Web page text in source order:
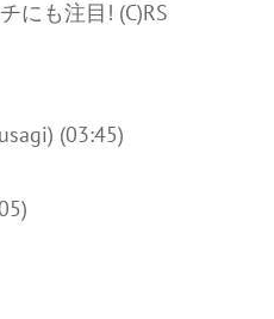
にも注目! (C)RS
(03:45)